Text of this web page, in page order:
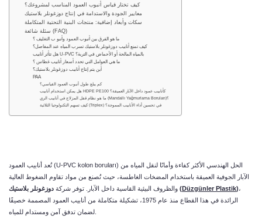
كيف تختار قياس أنبوب العمود المناسب لمشروعك؟
سكات وأبعاد إضافية: منتجات البنية التحتية المتكاملة
سئلة شائعة (FAQ)
ما هو الفرق بين أنبوب العمود وأنبو ب التغليف ؟
كيف تمنع أنابيب دوزغونلر بلاستيك تسرب المياه عند المفاصل؟
هل تتأثر أنابيب U-PVC بالمياه المالحة أو الأحماض في التربة؟
ما هي العوامل التي تحدد أسعار أنابيب غطاس ؟
أين يتم إنتاج أنابيب دوزغونلر بلاستيك؟
PAA
كم يبلغ طول أنبوب العمود القياسي؟
هل يمكن استخدام أنابيب HDPE PE100 كأنابيب عمود داخل الآبار العميقة؟
ما هو نظام قفل المزلاج في أنابيب الري (Mandallı Yağmurlama Boruları)؟
كيف تسهم التكنولوجيا الثلاثية (Triplex) في تحسين أداء الأنابيب المموجة؟
تُعد أنابيب العمود (U-PVC kolon boruları) الحل الهندسي الأكثر كفاءة وأمانًا لنقل المياه من
الآبار الجوفية العميقة باستخدام المضخات الغاطسة، حيث تُصنع من مواد تقاوم الضغوط العالية
والظروف البيئية القاسية داخل الآبار. توفر شركة دوزغونلر بلاستيك (Düzgünler Plastik)،
الرائدة في هذا القطاع منذ عام 1975، تشكيلة متكاملة من أنابيب العمود المصممة خصيقًا